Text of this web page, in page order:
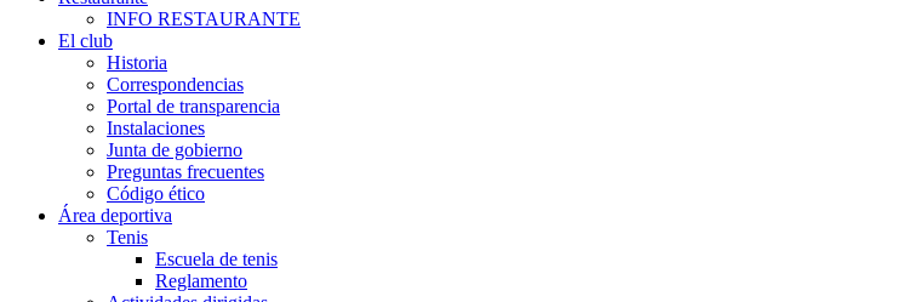
INFO RESTAURANTE
El club
Historia
Correspondencias
Portal de transparencia
Instalaciones
Junta de gobierno
Preguntas frecuentes
Código ético
Área deportiva
Tenis
Escuela de tenis
Reglamento